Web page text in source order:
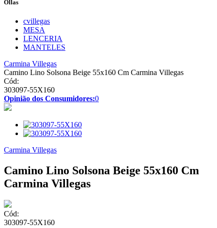
Ollas
cvillegas
MESA
LENCERIA
MANTELES
Carmina Villegas
Camino Lino Solsona Beige 55x160 Cm Carmina Villegas
Cód:
303097-55X160
Opinião dos Consumidores:0
Carmina Villegas
Camino Lino Solsona Beige 55x160 Cm
Carmina Villegas
Cód:
303097-55X160